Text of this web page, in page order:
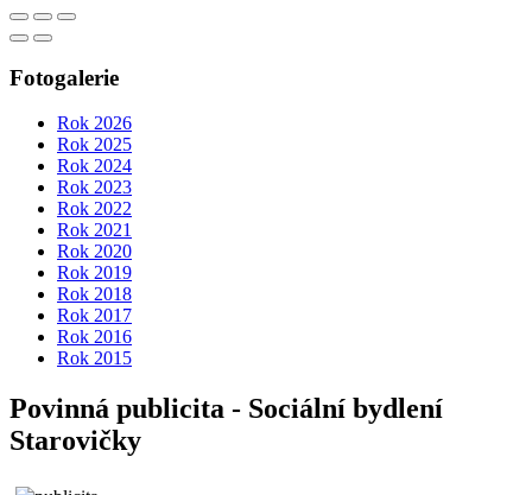
Fotogalerie
Rok 2026
Rok 2025
Rok 2024
Rok 2023
Rok 2022
Rok 2021
Rok 2020
Rok 2019
Rok 2018
Rok 2017
Rok 2016
Rok 2015
Povinná publicita - Sociální bydlení
Starovičky